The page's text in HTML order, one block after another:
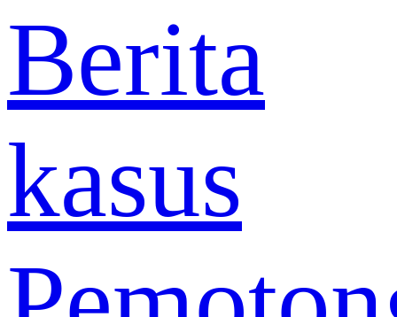
Berita
kasus